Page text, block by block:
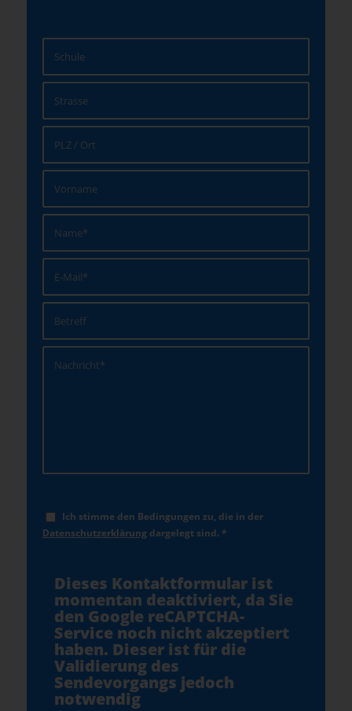
Ich stimme den Bedingungen zu, die in der
Datenschutzerklärungdargelegt sind.*
Dieses Kontaktformular ist
momentan deaktiviert, da Sie
den Google reCAPTCHA-
Service noch nicht akzeptiert
haben. Dieser ist für die
Validierung des
Sendevorgangs jedoch
notwendig